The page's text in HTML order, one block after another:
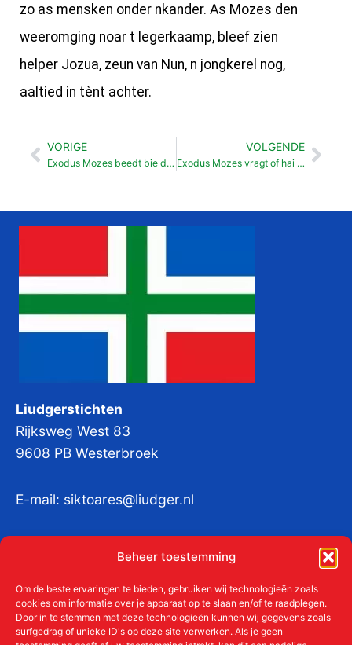
Beheer toestemming
Om de beste ervaringen te bieden, gebruiken wij technologieën zoals
cookies om informatie over je apparaat op te slaan en/of te raadplegen.
Door in te stemmen met deze technologieën kunnen wij gegevens zoals
surfgedrag of unieke ID's op deze site verwerken. Als je geen
zo as mensken onder nkander. As Mozes den
weeromging noar t legerkaamp, bleef zien
helper Jozua, zeun van Nun, n jongkerel nog,
aaltied in tènt achter.
Vorige
VORIGE
Exodus Mozes beedt bie de Heer veur t volk (32:30-35)
VOLGENDE
Exodus Mozes vragt of hai God ais zain mag (33:12-23)
Liudgerstichten
Rijksweg West 83
9608 PB Westerbroek
E-mail: siktoares@liudger.nl
KvKnr:41011712